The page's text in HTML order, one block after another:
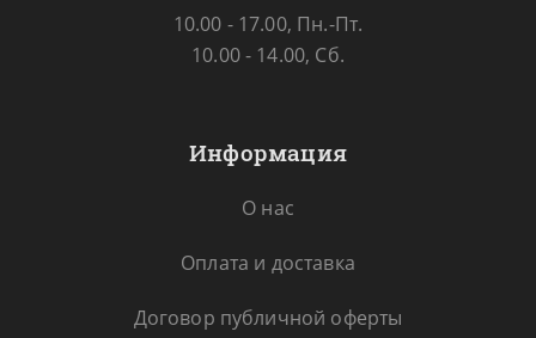
10.00 - 17.00, Пн.-Пт.
10.00 - 14.00, Сб.
Информация
О нас
Оплата и доставка
Договор публичной оферты